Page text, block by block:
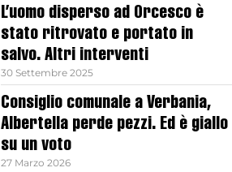
L’uomo disperso ad Orcesco è
stato ritrovato e portato in
salvo. Altri interventi
30 Settembre 2025
Consiglio comunale a Verbania,
Albertella perde pezzi. Ed è giallo
su un voto
27 Marzo 2026